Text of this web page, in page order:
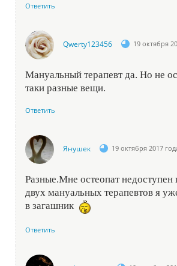
Ответить
Qwerty123456 19 октября
Мануальный терапевт да. Но не
таки разные вещи.
Ответить
Янушек 19 октября 2017
Разные.Мне остеопат
двух мануальных терапевтов я
в загашник
Ответить